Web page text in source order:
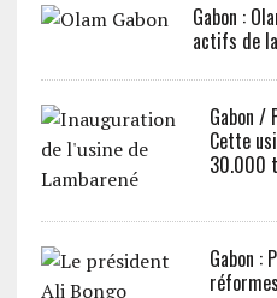
Gabon :
actifs de la
Gabon /
Cette
30.000
Gabon :